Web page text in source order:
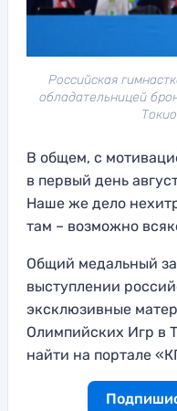
Российская
обладательницей
В общем, с
в первый день
Наше же дело
там – возможно
Общий медальный
выступлении
эксклюзивные
Олимпийских Игр в
найти на портале